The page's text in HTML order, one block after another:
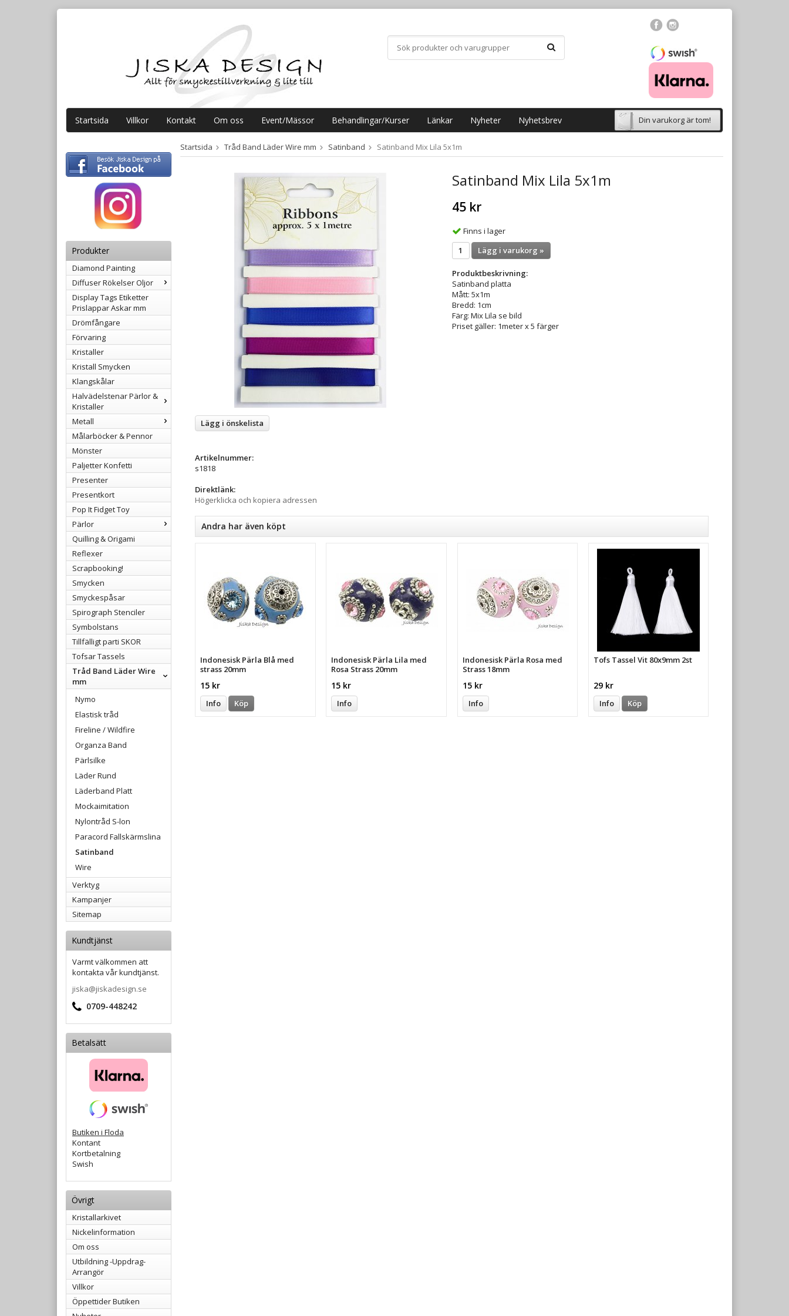
Startsida Villkor Kontakt Om oss Event/Mässor Behandlingar/Kurser Länkar Nyheter Nyhetsbrev Din varukorg är tom!
Produkter
Diamond Painting
Diffuser Rökelser Oljor
Display Tags Etiketter
Prislappar Askar mm
Drömfångare
Förvaring
Kristaller
Kristall Smycken
Klangskålar
Halvädelstenar Pärlor &
Kristaller
Metall
Målarböcker & Pennor
Mönster
Paljetter Konfetti
Presenter
Presentkort
Pop It Fidget Toy
Pärlor
Quilling & Origami
Reflexer
Scrapbooking!
Smycken
Smyckespåsar
Spirograph Stenciler
Symbolstans
Tillfälligt parti SKOR
Tofsar Tassels
Tråd Band Läder Wire
mm
Nymo
Elastisk tråd
Fireline / Wildfire
Organza Band
Pärlsilke
Läder Rund
Läderband Platt
Mockaimitation
Nylontråd S-lon
Paracord Fallskärmslina
Satinband
Wire
Verktyg
Kampanjer
Sitemap
Kundtjänst
Varmt välkommen att
kontakta vår kundtjänst.
jiska@jiskadesign.se
0709-448242
Betalsätt
Butiken i Floda
Kontant
Kortbetalning
Swish
Övrigt
Kristallarkivet
Nickelinformation
Om oss
Utbildning -Uppdrag-
Arrangör
Villkor
Öppettider Butiken
Startsida Tråd Band Läder Wire mm Satinband Satinband Mix Lila 5x1m
Satinband Mix Lila 5x1m
45 kr
Finns i lager
Lägg i varukorg »
Produktbeskrivning:
Satinband platta
Mått: 5x1m
Bredd: 1cm
Färg: Mix Lila se bild
Priset gäller: 1meter x 5 färger
Lägg i önskelista
Artikelnummer:
s1818
Direktlänk:
Högerklicka och kopiera adressen
Andra har även köpt
Indonesisk Pärla Blå med
strass 20mm
15 kr
Info Köp
Indonesisk Pärla Lila med
Rosa Strass 20mm
15 kr
Info
Indonesisk Pärla Rosa med
Strass 18mm
15 kr
Info
Tofs Tassel Vit 80x9mm 2st
29 kr
Info Köp